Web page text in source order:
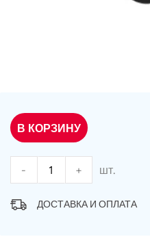
В КОРЗИНУ
- + шт.
ДОСТАВКА И ОПЛАТА